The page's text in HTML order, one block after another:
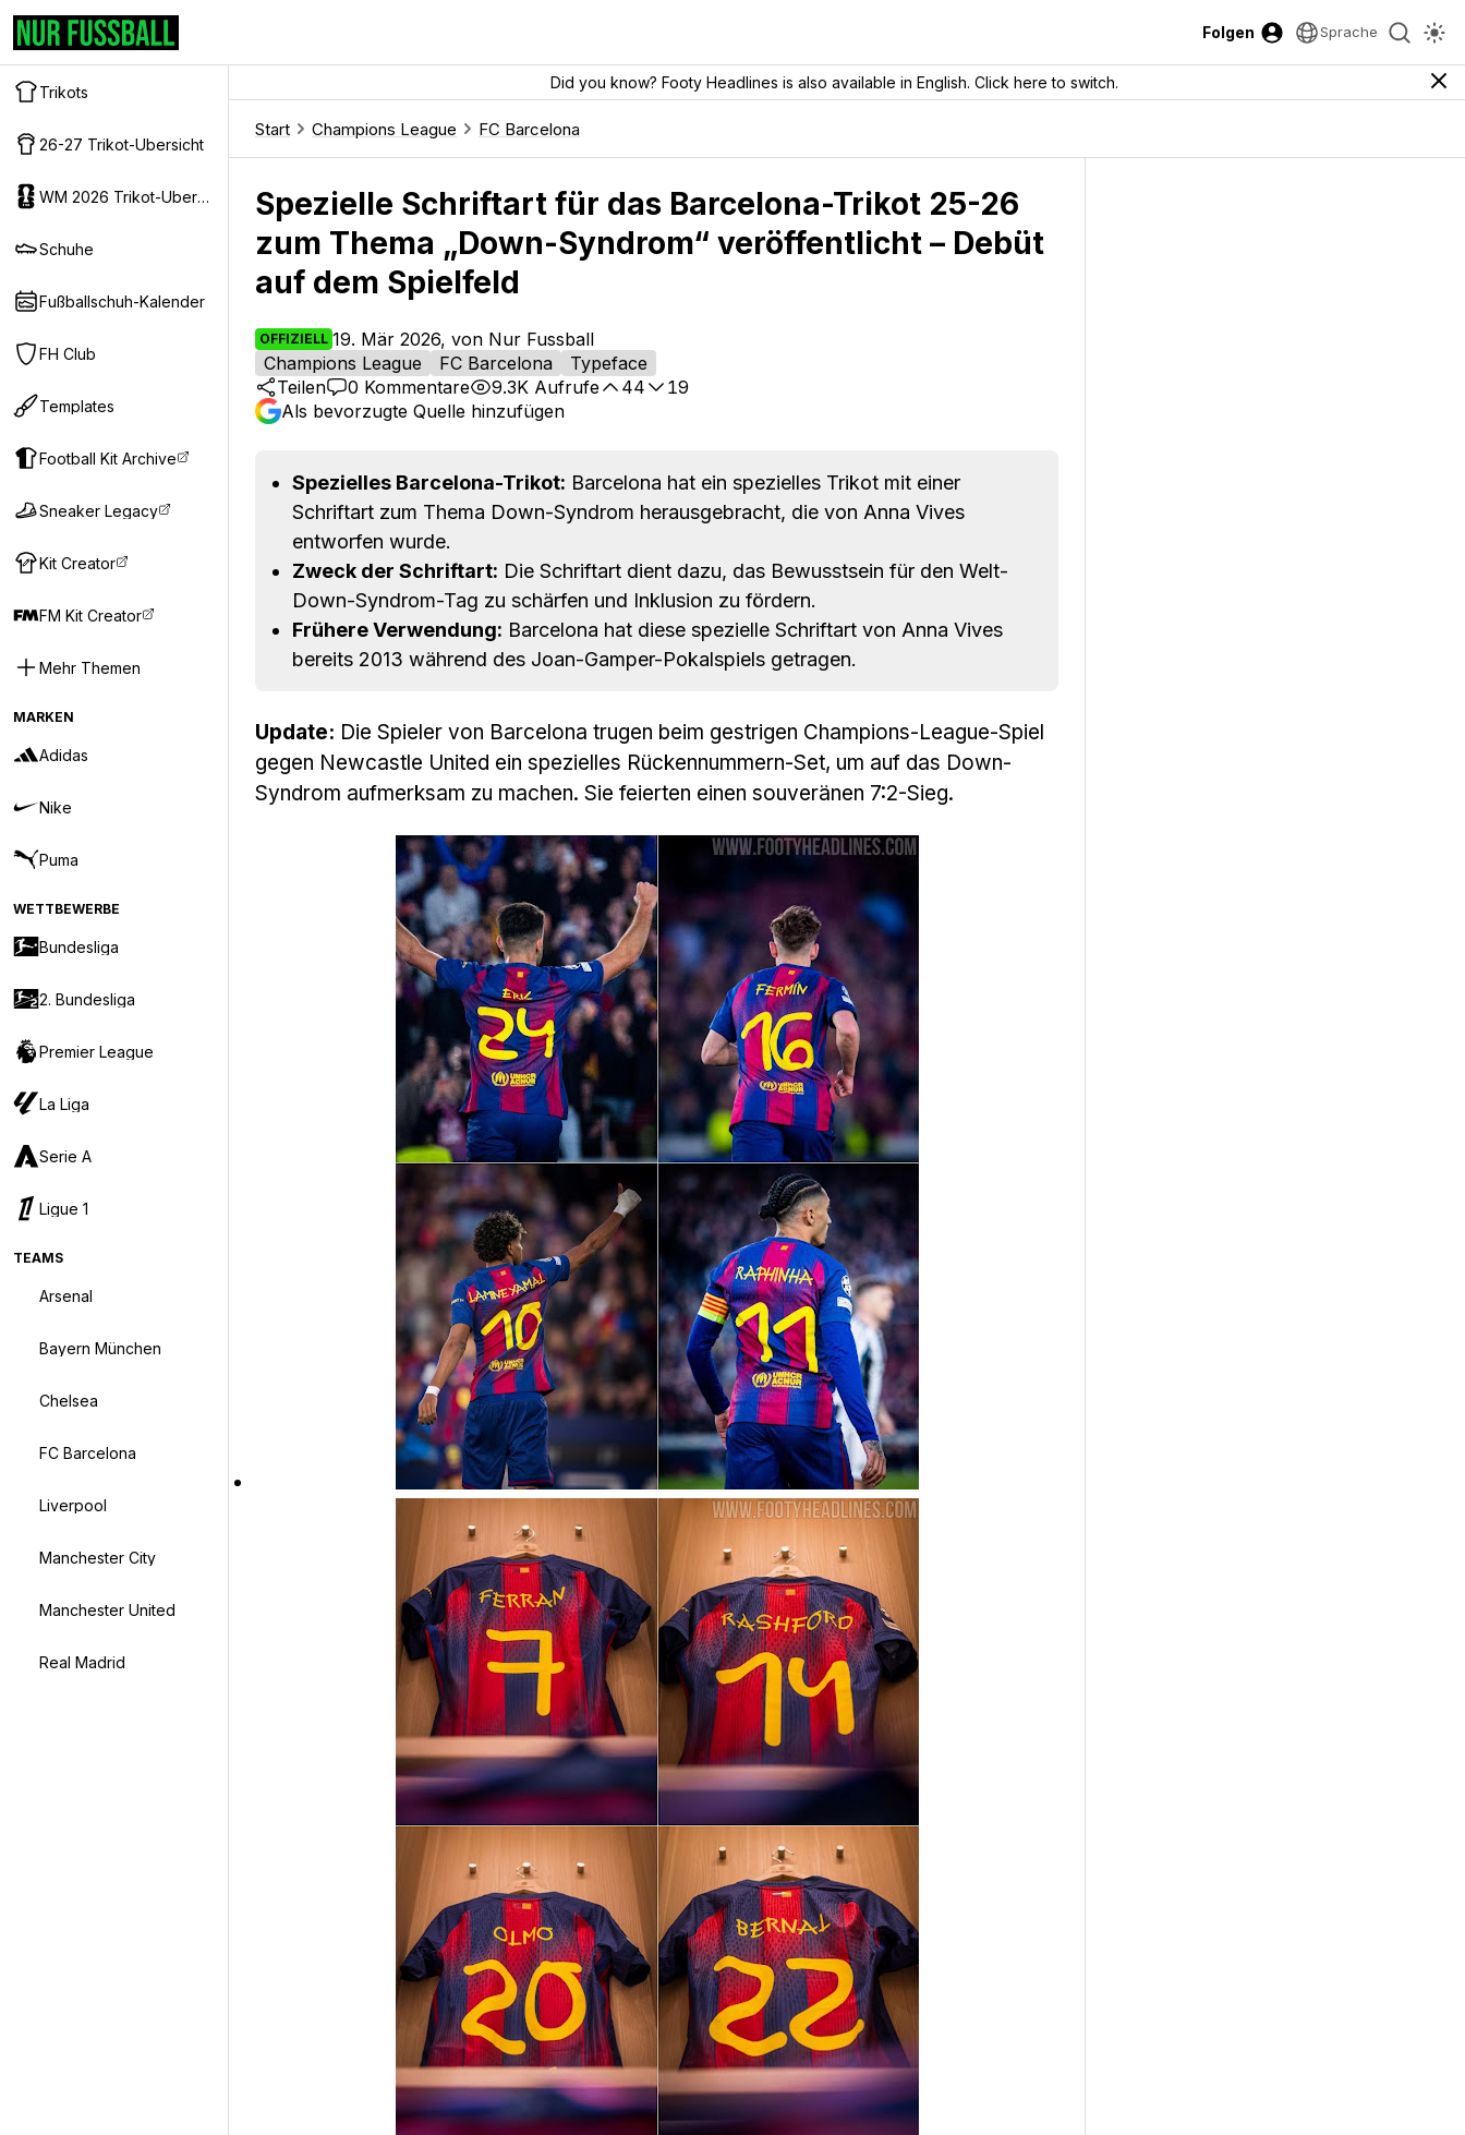
Folgen Sprache
Trikots
26-27 Trikot-Ubersicht
WM 2026 Trikot-Ubersicht
Schuhe
Fußballschuh-Kalender
FH Club
Templates
Football Kit Archive
Sneaker Legacy
Kit Creator
FM Kit Creator
Mehr Themen
MARKEN
Adidas
Nike
Puma
WETTBEWERBE
Bundesliga
2. Bundesliga
Premier League
La Liga
Serie A
Ligue 1
TEAMS
Arsenal
Bayern München
Chelsea
FC Barcelona
Liverpool
Manchester City
Manchester United
Real Madrid
Did you know? Footy Headlines is also available in English. Click here to switch.
Start Champions League FC Barcelona
Spezielle Schriftart für das Barcelona-Trikot 25-26
zum Thema „Down-Syndrom“ veröffentlicht – Debüt
auf dem Spielfeld
OFFIZIELL 19. Mär 2026, von Nur Fussball
Champions League
FC Barcelona
Typeface
Teilen
0 Kommentare 9.3K Aufrufe 44
19
Als bevorzugte Quelle hinzufügen
Spezielles Barcelona-Trikot: Barcelona hat ein spezielles Trikot mit einer
Schriftart zum Thema Down-Syndrom herausgebracht, die von Anna Vives
entworfen wurde.
Zweck der Schriftart: Die Schriftart dient dazu, das Bewusstsein für den Welt-
Down-Syndrom-Tag zu schärfen und Inklusion zu fördern.
Frühere Verwendung: Barcelona hat diese spezielle Schriftart von Anna Vives
bereits 2013 während des Joan-Gamper-Pokalspiels getragen.
Update: Die Spieler von Barcelona trugen beim gestrigen Champions-League-Spiel
gegen Newcastle United ein spezielles Rückennummern-Set, um auf das Down-
Syndrom aufmerksam zu machen. Sie feierten einen souveränen 7:2-Sieg.